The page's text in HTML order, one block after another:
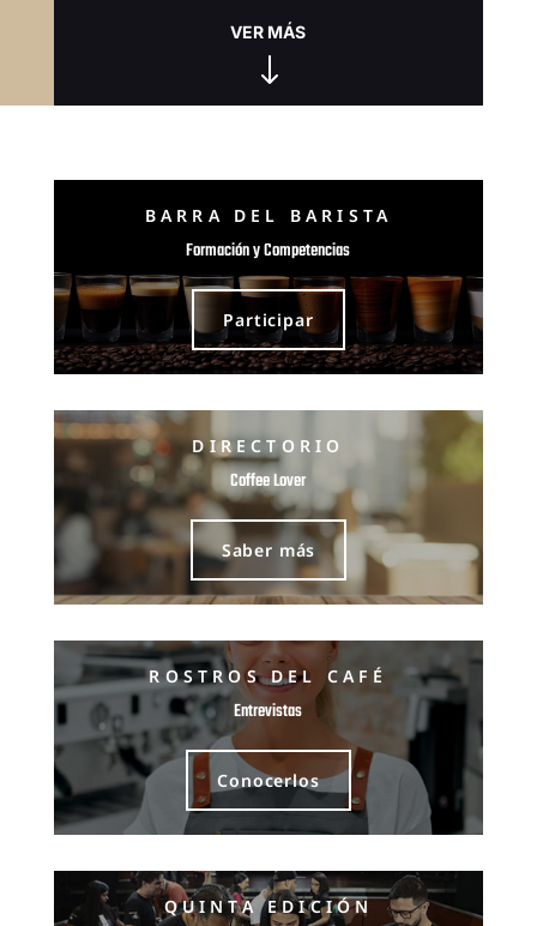
VER MÁS
"
BARRA DEL BARISTA
Formación y Competencias
Participar
DIRECTORIO
Coffee Lover
Saber más
ROSTROS DEL CAFÉ
Entrevistas
Conocerlos
QUINTA EDICIÓN